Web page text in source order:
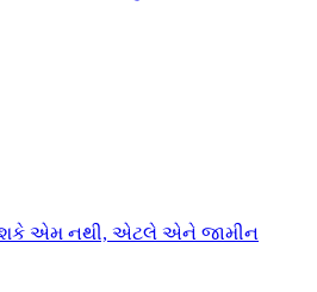
શકે એમ નથી, એટલે એને જામીન